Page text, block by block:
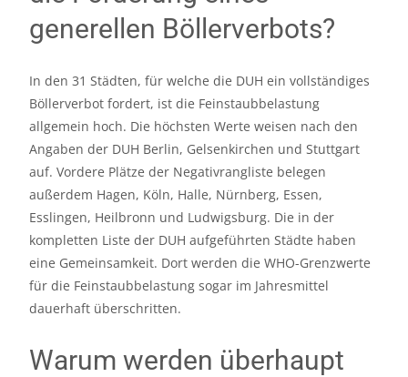
generellen Böllerverbots?
In den 31 Städten, für welche die DUH ein vollständiges
Böllerverbot fordert, ist die Feinstaubbelastung
allgemein hoch. Die höchsten Werte weisen nach den
Angaben der DUH Berlin, Gelsenkirchen und Stuttgart
auf. Vordere Plätze der Negativrangliste belegen
außerdem Hagen, Köln, Halle, Nürnberg, Essen,
Esslingen, Heilbronn und Ludwigsburg. Die in der
kompletten Liste der DUH aufgeführten Städte haben
eine Gemeinsamkeit. Dort werden die WHO-Grenzwerte
für die Feinstaubbelastung sogar im Jahresmittel
dauerhaft überschritten.
Warum werden überhaupt